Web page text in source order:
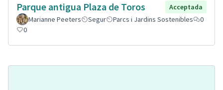
Parque antigua Plaza de Toros
Acceptada
Marianne Peeters
Segur Parcs i Jardins Sostenibles
0
0